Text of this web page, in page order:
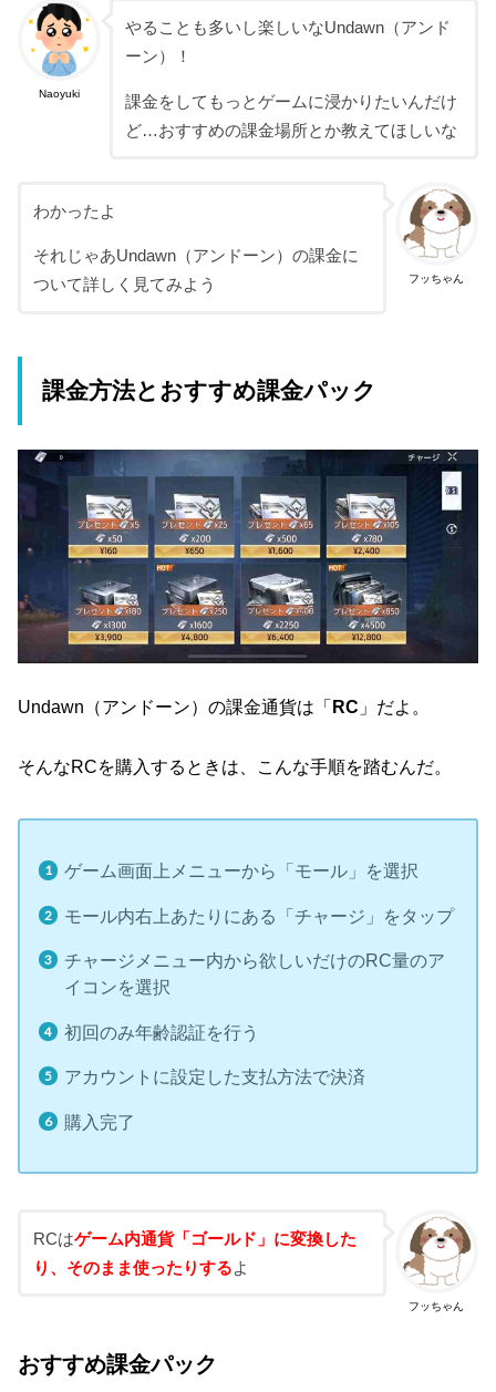
Naoyuki
やることも多いし楽しいなUndawn（アンド
ーン）！
課金をしてもっとゲームに浸かりたいんだけ
ど…おすすめの課金場所とか教えてほしいな
フッちゃん
わかったよ
それじゃあUndawn（アンドーン）の課金に
ついて詳しく見てみよう
課金方法とおすすめ課金パック
Undawn（アンドーン）の課金通貨は「RC 」だよ。
そんなRCを購入するときは、こんな手順を踏むんだ。
ゲーム画面上メニューから「モール」を選択
モール内右上あたりにある「チャージ」をタップ
チャージメニュー内から欲しいだけのRC量のア
イコンを選択
初回のみ年齢認証を行う
アカウントに設定した支払方法で決済
購入完了
フッちゃん
RCはゲーム内通貨「ゴールド」に変換した
り、そのまま使ったりするよ
おすすめ課金パック